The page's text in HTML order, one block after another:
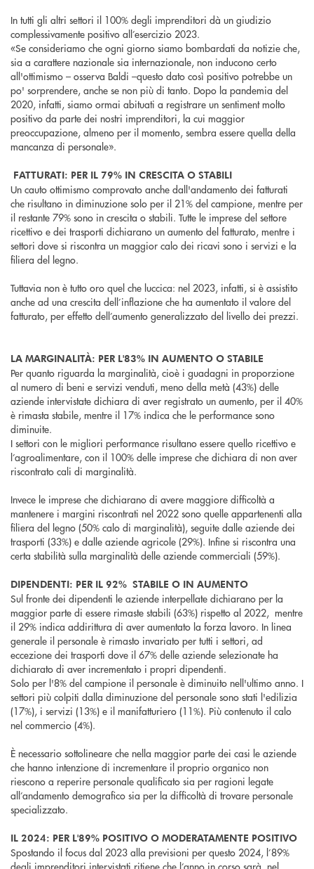
In tutti gli altri settori il 100% degli imprenditori dà un giudizio
complessivamente positivo all’esercizio 2023.
«Se consideriamo che ogni giorno siamo bombardati da notizie che,
sia a carattere nazionale sia internazionale, non inducono certo
all'ottimismo – osserva Baldi –questo dato così positivo potrebbe un
po' sorprendere, anche se non più di tanto. Dopo la pandemia del
2020, infatti, siamo ormai abituati a registrare un sentiment molto
positivo da parte dei nostri imprenditori, la cui maggior
preoccupazione, almeno per il momento, sembra essere quella della
mancanza di personale».
FATTURATI: PER IL 79% IN CRESCITA O STABILI
Un cauto ottimismo comprovato anche dall'andamento dei fatturati
che risultano in diminuzione solo per il 21% del campione, mentre per
il restante 79% sono in crescita o stabili. Tutte le imprese del settore
ricettivo e dei trasporti dichiarano un aumento del fatturato, mentre i
settori dove si riscontra un maggior calo dei ricavi sono i servizi e la
filiera del legno.
Tuttavia non è tutto oro quel che luccica: nel 2023, infatti, si è assistito
anche ad una crescita dell’inflazione che ha aumentato il valore del
fatturato, per effetto dell’aumento generalizzato del livello dei prezzi.
LA MARGINALITÀ: PER L'83% IN AUMENTO O STABILE
Per quanto riguarda la marginalità, cioè i guadagni in proporzione
al numero di beni e servizi venduti, meno della metà (43%) delle
aziende intervistate dichiara di aver registrato un aumento, per il 40%
è rimasta stabile, mentre il 17% indica che le performance sono
diminuite.
I settori con le migliori performance risultano essere quello ricettivo e
l’agroalimentare, con il 100% delle imprese che dichiara di non aver
riscontrato cali di marginalità.
Invece le imprese che dichiarano di avere maggiore difficoltà a
mantenere i margini riscontrati nel 2022 sono quelle appartenenti alla
filiera del legno (50% calo di marginalità), seguite dalle aziende dei
trasporti (33%) e dalle aziende agricole (29%). Infine si riscontra una
certa stabilità sulla marginalità delle aziende commerciali (59%).
DIPENDENTI: PER IL 92% STABILE O IN AUMENTO
Sul fronte dei dipendenti le aziende interpellate dichiarano per la
maggior parte di essere rimaste stabili (63%) rispetto al 2022, mentre
il 29% indica addirittura di aver aumentato la forza lavoro. In linea
generale il personale è rimasto invariato per tutti i settori, ad
eccezione dei trasporti dove il 67% delle aziende selezionate ha
dichiarato di aver incrementato i propri dipendenti.
Solo per l'8% del campione il personale è diminuito nell'ultimo anno. I
settori più colpiti dalla diminuzione del personale sono stati l'edilizia
(17%), i servizi (13%) e il manifatturiero (11%). Più contenuto il calo
nel commercio (4%).
È necessario sottolineare che nella maggior parte dei casi le aziende
che hanno intenzione di incrementare il proprio organico non
riescono a reperire personale qualificato sia per ragioni legate
all’andamento demografico sia per la difficoltà di trovare personale
specializzato.
IL 2024: PER L'89% POSITIVO O MODERATAMENTE POSITIVO
Spostando il focus dal 2023 alla previsioni per questo 2024, l’89%